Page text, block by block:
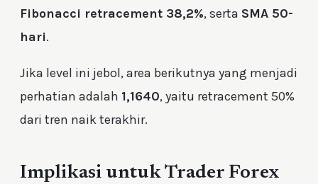
Fibonacci retracement 38,2%, serta SMA 50-
hari.
Jika level ini jebol, area berikutnya yang menjadi
perhatian adalah 1,1640, yaitu retracement 50%
dari tren naik terakhir.
Implikasi untuk Trader Forex